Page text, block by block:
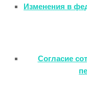
Изменения в
Согласие